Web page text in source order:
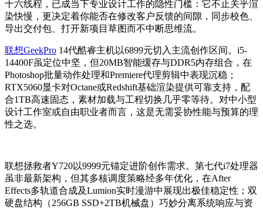
十六线程，已成当下专业设计工作的隐性门槛：它不止关乎渲
染快慢，更决定着你能否在修改客户反馈的间隙，同步校色、
导出交付包、打开新项目草图而不中断思维流。
联想GeekPro 14代酷睿主机以6899元切入主流创作区间。i5-
14400F虽定位中坚，但20MB智能缓存与DDR5内存组合，在
Photoshop批量动作处理和Premiere代理剪辑中表现沉稳；
RTX5060显卡对Octane或Redshift基础渲染提供可靠支持，配
合1TB高速固态，素材加载与工程切换几乎零等待。对中小型
设计工作室或自由职业者而言，这是无需妥协性能与预算的理
性之选。
联想拯救者Y720以9999元锚定进阶创作需求。第七代i7处理器
虽非最新架构，但其多核调度策略经多年优化，在After
Effects多轨道合成及Lumion实时漫游中展现出极佳稳定性；双
硬盘结构（256GB SSD+2TB机械盘）巧妙分离系统响应与资